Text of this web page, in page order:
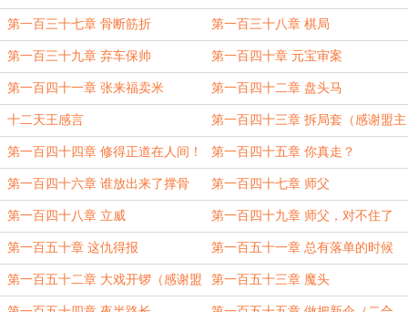
第一百三十七章 骨断筋折 第一百三十八章 棋局
第一百三十九章 弃车保帅 第一百四十章 元宝审案
第一百四十一章 张来福卖米 第一百四十二章 盘头马
十二天王感言 第一百四十三章 拆局套（感谢盟主
采薇薇）
第一百四十四章 修得正道在人间！ 第一百四十五章 你真走？
第一百四十六章 谁放出来了撑骨
村？
第一百四十七章 师父
第一百四十八章 立威 第一百四十九章 师父，对不住了
第一百五十章 这仇得报 第一百五十一章 总有落单的时候
第一百五十二章 大戏开锣（感谢盟 第一百五十三章 魔头